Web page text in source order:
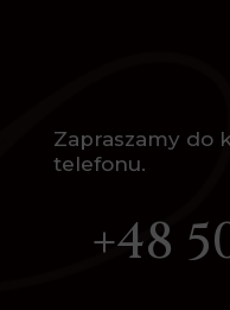
Zapraszamy do
telefonu.
+48